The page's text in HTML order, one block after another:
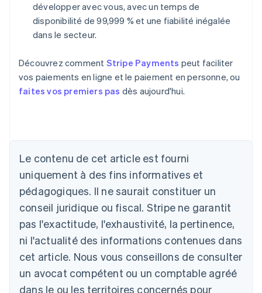
développer avec vous, avec un temps de
disponibilité de 99,999 % et une fiabilité inégalée
dans le secteur.
Découvrez comment Stripe Payments peut faciliter
vos paiements en ligne et le paiement en personne, ou
faites vos premiers pas dès aujourd'hui.
Le contenu de cet article est fourni
uniquement à des fins informatives et
pédagogiques. Il ne saurait constituer un
conseil juridique ou fiscal. Stripe ne garantit
pas l'exactitude, l'exhaustivité, la pertinence,
ni l'actualité des informations contenues dans
cet article. Nous vous conseillons de consulter
un avocat compétent ou un comptable agréé
dans le ou les territoires concernés pour
Australie
English
Autriche
DeutschEnglish
Belgique
Brésil
PortuguêsEnglish
Bulgarie
English
Canada
EnglishFrançais
Chine continentale